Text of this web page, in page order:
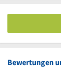
Bewertungen